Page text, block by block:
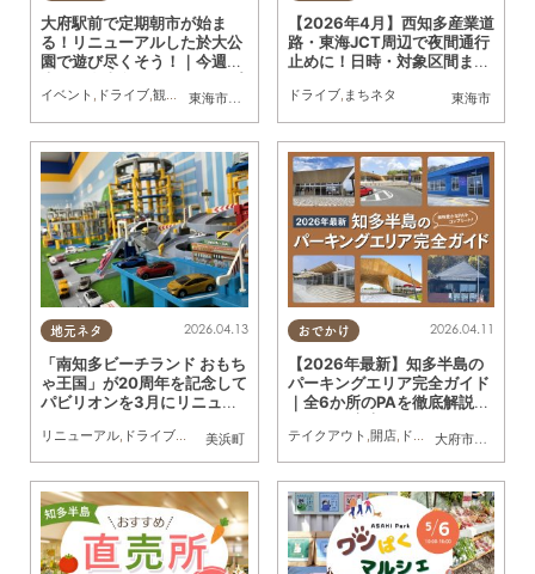
東海市
,大府市 東浦町 ,阿久比町,半田市 常滑市
大府駅前で定期朝市が始ま
る！リニューアルした於大公
園で遊び尽くそう！｜今週
ラン【4/18(土)・19(日)】
イベント , ドライブ,観光 自然,まちネタ 季節ネタ, まとめ記事, 東海市
【2026年4月】西知多産業道
路・東海JCT周辺で夜間通行
止めに！日時・対象区間まと
ドライブ, まちネタ
地元ネタ
美浜町
2026.04.13
「南知多ビーチランド おもち
ゃ王国」が20周年を記念して
パビリオンを3月にリニュー
リニューアル, ドライブ,旅行 ,まちネタ 親子,家族
おでかけ
大府市阿久比町
2026.04.11
【2026年最新】知多半島の
パーキングエリア完全ガイド
｜全6か所のPAを徹底解説／
テイクアウト ,開店, ドライブ ,観光